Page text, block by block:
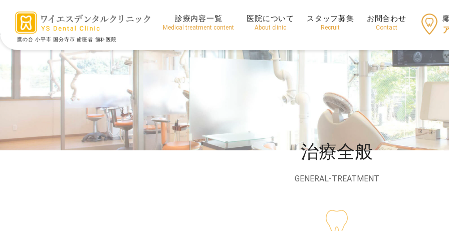
鷹の台 小平市 国分寺市 歯医者 歯科医院
診療内容一覧
Medical treatment content
医院について
About clinic
スタッフ募集
Recruit
お問合わせ
Contact
治療全般
GENERAL-TREATMENT